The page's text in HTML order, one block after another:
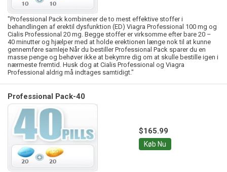
"Professional Pack kombinerer de to mest effektive stoffer i
behandlingen af erektil dysfunktion (ED) Viagra Professional 100 mg og
Cialis Professional 20 mg. Begge stoffer er virksomme efter bare 20 –
40 minutter og hjælper med at holde erektionen længe nok til at kunne
gennemføre samleje Når du bestiller Professional Pack sparer du en
masse penge og behøver ikke at bekymre dig om at skulle bestille igen i
nærmeste fremtid. Husk dog at Cialis Professional og Viagra
Professional aldrig må indtages samtidigt."
Professional Pack-40
$165.99
Køb Nu